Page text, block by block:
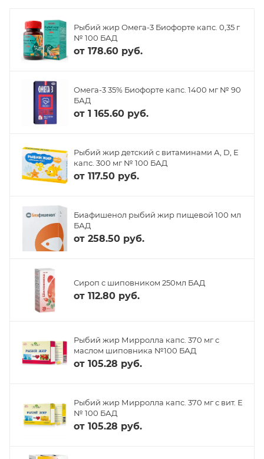
Рыбий жир Омега-3 Биофорте капс. 0,35 г
№ 100 БАД
от 178.60 руб.
Омега-3 35% Биофорте капс. 1400 мг № 90
БАД
от 1 165.60 руб.
Рыбий жир детский с витаминами А, D, Е
капс. 300 мг № 100 БАД
от 117.50 руб.
Биафишенол рыбий жир пищевой 100 мл
БАД
от 258.50 руб.
Сироп с шиповником 250мл БАД
от 112.80 руб.
Рыбий жир Мирролла капс. 370 мг с
маслом шиповника №100 БАД
от 105.28 руб.
Рыбий жир Мирролла капс. 370 мг с вит. Е
№ 100 БАД
от 105.28 руб.